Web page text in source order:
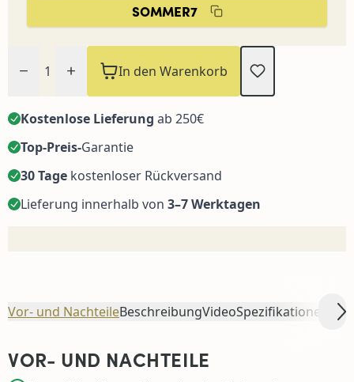
SOMMER7
In den Warenkorb
Kostenlose Lieferung ab 250€
Top-Preis-Garantie
30 Tage kostenloser Rückversand
Lieferung innerhalb von 3–7 Werktagen
Beschreibung
Vor- und Nachteile VideoSpezifikationen
VOR- UND NACHTEILE